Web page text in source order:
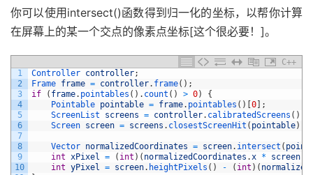
你可以使用intersect()函数得到归一化的坐标，以帮你计算
在屏幕上的某一个交点的像素点坐标[这个很必要！]。
C++
1
2
3
4
5
6
7
8
9
10
Controller controller;
Frame frame = controller. frame( ) ;
if
( frame. pointables ( ) . count ( ) > 0)
{
Pointable pointable = frame. pointables ( ) 0
;
ScreenList screens = controller. calibratedScreens ( )
Screen screen = screens . closestScreenHit ( pointable)
Vector normalizedCoordinates = screen. intersect (
int xPixel = ( int ) ( normalizedCoordinates .x * screen
int yPixel = screen. heightPixels ( ) - ( int ) (